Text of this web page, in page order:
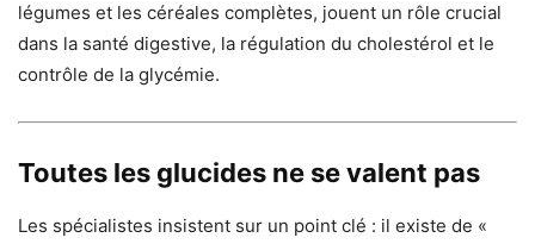
légumes et les céréales complètes, jouent un rôle crucial
dans la santé digestive, la régulation du cholestérol et le
contrôle de la glycémie.
Toutes les glucides ne se valent pas
Les spécialistes insistent sur un point clé : il existe de «